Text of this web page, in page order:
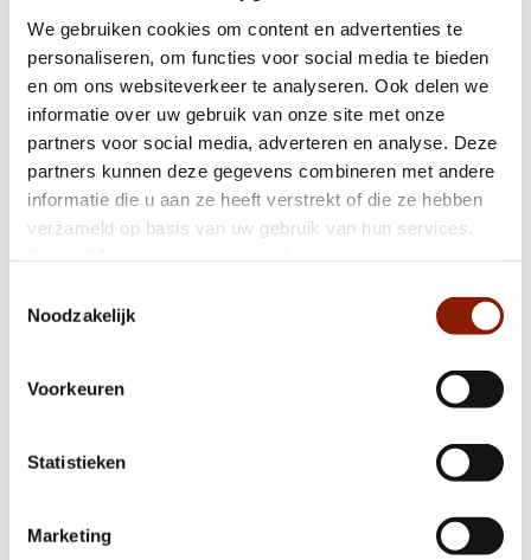
We gebruiken cookies om content en advertenties te
personaliseren, om functies voor social media te bieden
en om ons websiteverkeer te analyseren. Ook delen we
informatie over uw gebruik van onze site met onze
partners voor social media, adverteren en analyse. Deze
partners kunnen deze gegevens combineren met andere
informatie die u aan ze heeft verstrekt of die ze hebben
verzameld op basis van uw gebruik van hun services.
Op onzeprivacypagina
kunt u meer lezen over onze
cookies en via de cookie-instellingen button linksonder op
onze website kan je je toestemming op elk moment
wijzigen.
Noodzakelijk
Voorkeuren
Statistieken
Marketing
deur.
Aantal plaatsen
per woning
Accordeonstraat 10: 4 Accordeonstraat
12: 4 Accordeonstraat 14: 2
Accordeonstraat 16: 2
Totaal aantal
plaatsen
12
‹ Terug naar het overzicht
Interesse? Laat je gegevens achter en wij nemen
contact met je op!
field
Tussenvoegsel